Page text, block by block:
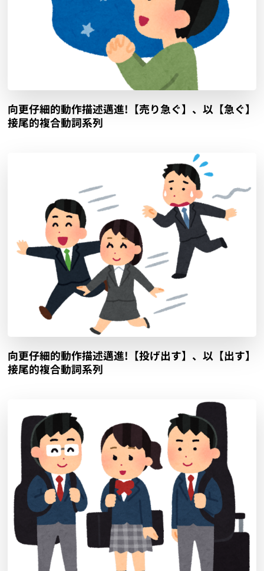
向更仔細的動作描述邁進!【売り急ぐ】、以【急ぐ】
接尾的複合動詞系列
向更仔細的動作描述邁進!【投げ出す】、以【出す】
接尾的複合動詞系列